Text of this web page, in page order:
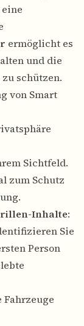
ermöglicht es
und die
schützen.
von Smart
Sichtfeld.
zum Schutz
Inhalte:
Sie
Person
Fahrzeuge